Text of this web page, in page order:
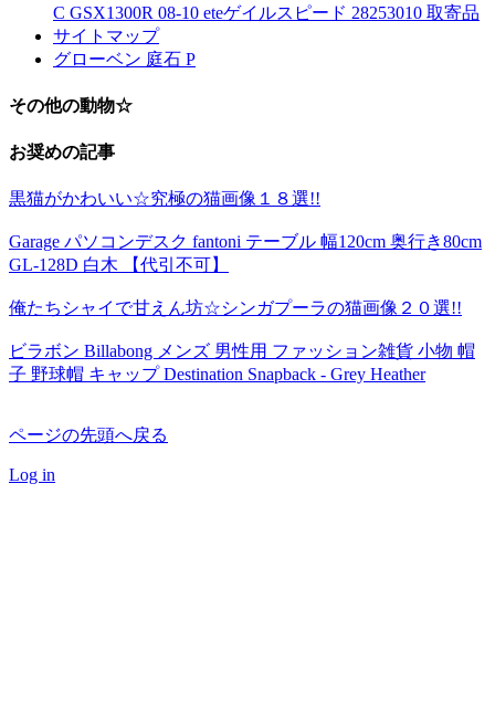
C GSX1300R 08-10 eteゲイルスピード 28253010 取寄品
サイトマップ
グローベン 庭石 P
その他の動物☆
お奨めの記事
黒猫がかわいい☆究極の猫画像１８選!!
Garage パソコンデスク fantoni テーブル 幅120cm 奥行き80cm
GL-128D 白木 【代引不可】
俺たちシャイで甘えん坊☆シンガプーラの猫画像２０選!!
ビラボン Billabong メンズ 男性用 ファッション雑貨 小物 帽
子 野球帽 キャップ Destination Snapback - Grey Heather
ページの先頭へ戻る
Log in